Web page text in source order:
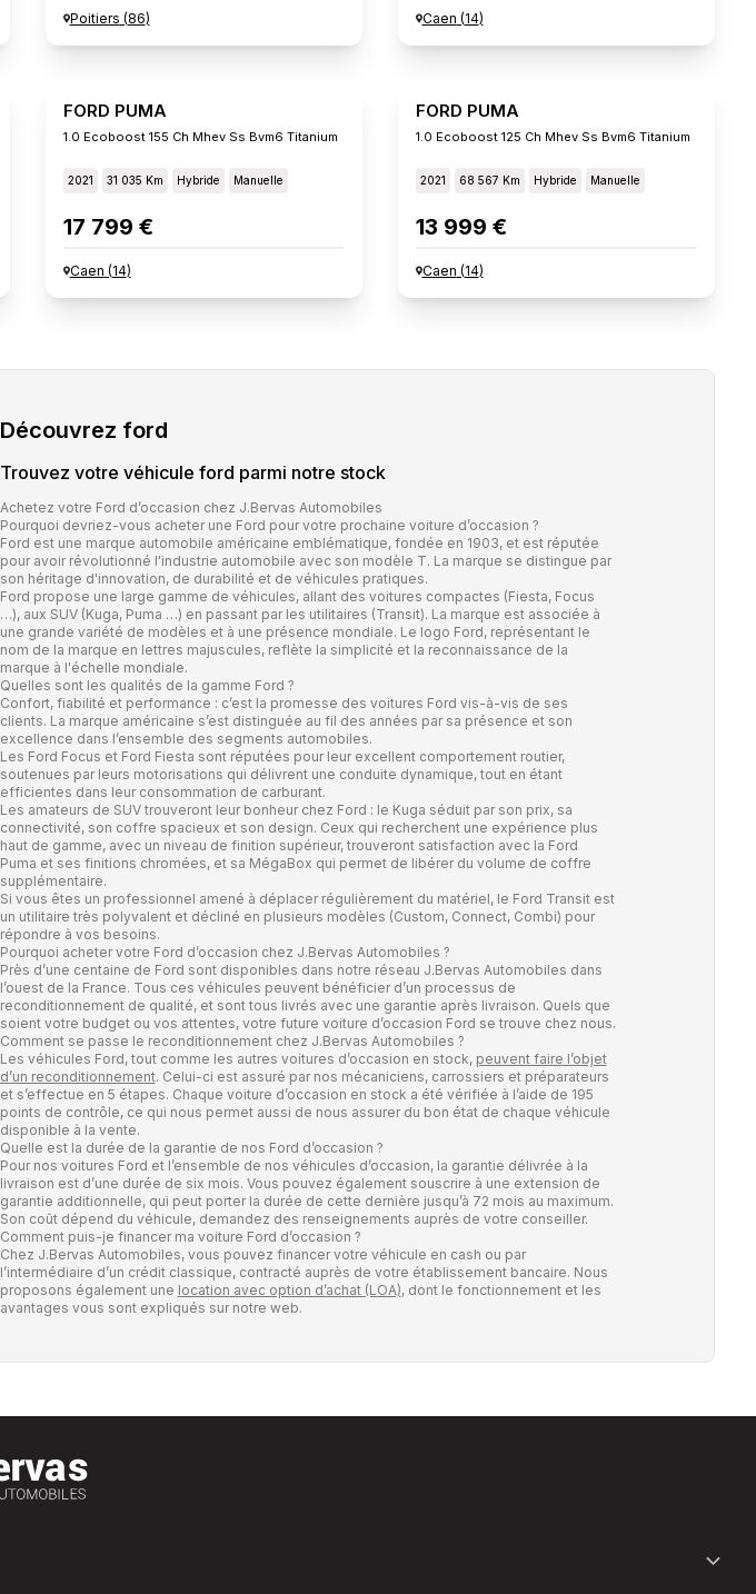
Poitiers (86) Caen (14)
FORD PUMA
1.0 Ecoboost 155 Ch Mhev Ss Bvm6 Titanium
2021 31 035 Km Hybride Manuelle
17 799 €
Caen (14)
FORD PUMA
1.0 Ecoboost 125 Ch Mhev Ss Bvm6 Titanium
2021 68 567 Km Hybride Manuelle
13 999 €
Caen (14)
Découvrez ford
Trouvez votre véhicule ford parmi notre stock
Achetez votre Ford d’occasion chez J.Bervas Automobiles
Pourquoi devriez-vous acheter une Ford pour votre prochaine voiture d’occasion ?
Ford est une marque automobile américaine emblématique, fondée en 1903, et est réputée
pour avoir révolutionné l'industrie automobile avec son modèle T. La marque se distingue par
son héritage d'innovation, de durabilité et de véhicules pratiques.
Ford propose une large gamme de véhicules, allant des voitures compactes (Fiesta, Focus
…), aux SUV (Kuga, Puma …) en passant par les utilitaires (Transit). La marque est associée à
une grande variété de modèles et à une présence mondiale. Le logo Ford, représentant le
nom de la marque en lettres majuscules, reflète la simplicité et la reconnaissance de la
marque à l'échelle mondiale.
Quelles sont les qualités de la gamme Ford ?
Confort, fiabilité et performance : c’est la promesse des voitures Ford vis-à-vis de ses
clients. La marque américaine s’est distinguée au fil des années par sa présence et son
excellence dans l’ensemble des segments automobiles.
Les Ford Focus et Ford Fiesta sont réputées pour leur excellent comportement routier,
soutenues par leurs motorisations qui délivrent une conduite dynamique, tout en étant
efficientes dans leur consommation de carburant.
Les amateurs de SUV trouveront leur bonheur chez Ford : le Kuga séduit par son prix, sa
connectivité, son coffre spacieux et son design. Ceux qui recherchent une expérience plus
haut de gamme, avec un niveau de finition supérieur, trouveront satisfaction avec la Ford
Puma et ses finitions chromées, et sa MégaBox qui permet de libérer du volume de coffre
supplémentaire.
Si vous êtes un professionnel amené à déplacer régulièrement du matériel, le Ford Transit est
un utilitaire très polyvalent et décliné en plusieurs modèles (Custom, Connect, Combi) pour
répondre à vos besoins.
Pourquoi acheter votre Ford d’occasion chez J.Bervas Automobiles ?
Près d’une centaine de Ford sont disponibles dans notre réseau J.Bervas Automobiles dans
l’ouest de la France. Tous ces véhicules peuvent bénéficier d’un processus de
reconditionnement de qualité, et sont tous livrés avec une garantie après livraison. Quels que
soient votre budget ou vos attentes, votre future voiture d’occasion Ford se trouve chez nous.
Comment se passe le reconditionnement chez J.Bervas Automobiles ?
Les véhicules Ford, tout comme les autres voitures d’occasion en stock, peuvent faire l’objet
d’un reconditionnement. Celui-ci est assuré par nos mécaniciens, carrossiers et préparateurs
et s’effectue en 5 étapes. Chaque voiture d’occasion en stock a été vérifiée à l’aide de 195
points de contrôle, ce qui nous permet aussi de nous assurer du bon état de chaque véhicule
disponible à la vente.
Quelle est la durée de la garantie de nos Ford d’occasion ?
Pour nos voitures Ford et l’ensemble de nos véhicules d’occasion, la garantie délivrée à la
livraison est d’une durée de six mois. Vous pouvez également souscrire à une extension de
garantie additionnelle, qui peut porter la durée de cette dernière jusqu’à 72 mois au maximum.
Son coût dépend du véhicule, demandez des renseignements auprès de votre conseiller.
Comment puis-je financer ma voiture Ford d’occasion ?
Chez J.Bervas Automobiles, vous pouvez financer votre véhicule en cash ou par
l’intermédiaire d’un crédit classique, contracté auprès de votre établissement bancaire. Nous
proposons également une location avec option d’achat (LOA), dont le fonctionnement et les
avantages vous sont expliqués sur notre web.